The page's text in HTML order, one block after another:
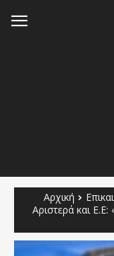
Αρχική
Αριστερά και